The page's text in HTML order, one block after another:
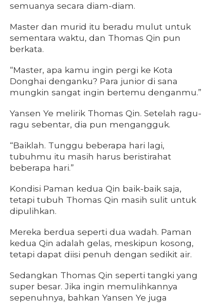
semuanya secara diam-diam.
Master dan murid itu beradu mulut untuk
sementara waktu, dan Thomas Qin pun
berkata.
“Master, apa kamu ingin pergi ke Kota
Donghai denganku? Para junior di sana
mungkin sangat ingin bertemu denganmu.”
Yansen Ye melirik Thomas Qin. Setelah ragu-
ragu sebentar, dia pun mengangguk.
“Baiklah. Tunggu beberapa hari lagi,
tubuhmu itu masih harus beristirahat
beberapa hari.”
Kondisi Paman kedua Qin baik-baik saja,
tetapi tubuh Thomas Qin masih sulit untuk
dipulihkan.
Mereka berdua seperti dua wadah. Paman
kedua Qin adalah gelas, meskipun kosong,
tetapi dapat diisi penuh dengan sedikit air.
Sedangkan Thomas Qin seperti tangki yang
super besar. Jika ingin memulihkannya
sepenuhnya, bahkan Yansen Ye juga